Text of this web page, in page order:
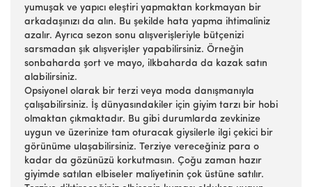
yumuşak ve yapıcı eleştiri yapmaktan korkmayan bir
arkadaşınızı da alın. Bu şekilde hata yapma ihtimaliniz
azalır. Ayrıca sezon sonu alışverişleriyle bütçenizi
sarsmadan şık alışverişler yapabilirsiniz. Örneğin
sonbaharda şort ve mayo, ilkbaharda da kazak satın
alabilirsiniz.
Opsiyonel olarak bir terzi veya moda danışmanıyla
çalışabilirsiniz. İş dünyasındakiler için giyim tarzı bir hobi
olmaktan çıkmaktadır. Bu gibi durumlarda zevkinize
uygun ve üzerinize tam oturacak giysilerle ilgi çekici bir
görünüme ulaşabilirsiniz. Terziye vereceğiniz para o
kadar da gözünüzü korkutmasın. Çoğu zaman hazır
giyimde satılan elbiseler maliyetinin çok üstüne satılır.